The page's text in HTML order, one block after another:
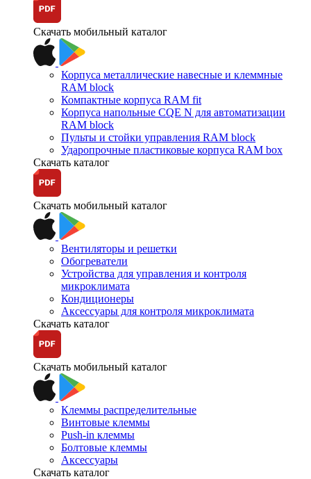
Скачать мобильный каталог
Корпуса металлические навесные и клеммные
RAM block
Компактные корпуса RAM fit
Корпуса напольные CQE N для автоматизации
RAM block
Пульты и стойки управления RAM block
Ударопрочные пластиковые корпуса RAM box
Скачать каталог
Скачать мобильный каталог
Вентиляторы и решетки
Обогреватели
Устройства для управления и контроля
микроклимата
Кондиционеры
Аксессуары для контроля микроклимата
Скачать каталог
Скачать мобильный каталог
Клеммы распределительные
Винтовые клеммы
Push-in клеммы
Болтовые клеммы
Аксессуары
Скачать каталог